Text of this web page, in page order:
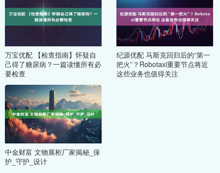
万宝优配 【检查指南】怀疑自
己得了糖尿病？一篇读懂所有必
要检查
纪源优配 马斯克回归后的“第一
把火”？Robotaxi重要节点将近
这些业务也值得关注
中金财富 文物展柜厂家揭秘_保
护_守护_设计